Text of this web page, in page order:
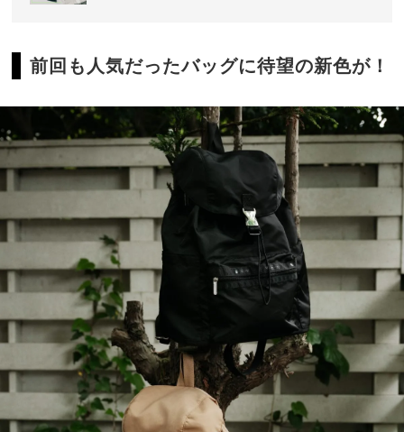
前回も人気だったバッグに待望の新色が！